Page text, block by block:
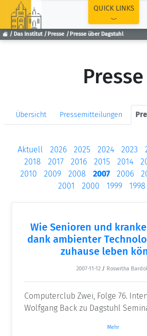
Das Institut Presse Presse über Dagstuhl
QUICK LINKS
Presse
Übersicht Pressemitteilungen
Aktuell 2026 2025 2024 2023
2018
2017 2016 2015 2014
2010
2009 2008 2007 2006
2001
2000 1999 1998
Wie Senioren und
dank ambienter
zuhause leben
2007-11-12 / Roswitha
Computerclub Zwei, Folge 76.
Wolfgang Back zu Dagstuhl
Mehr